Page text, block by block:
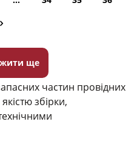
ще
частин провідних
збірки,